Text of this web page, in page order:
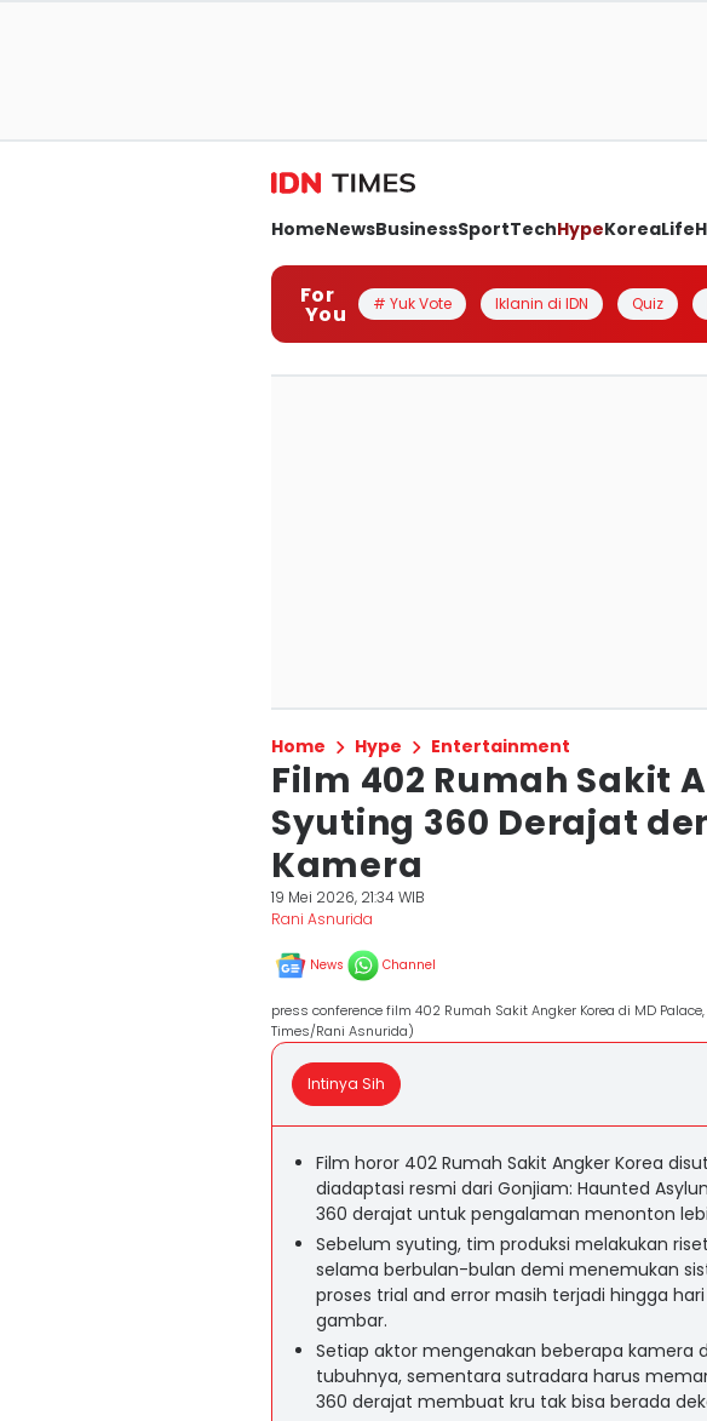
HomeNewsBusinessSportTechHypeKoreaLife
For
You # Yuk Vote Iklanin di IDN Quiz
Home Hype Entertainment
Film 402 Rumah Sakit
Syuting 360 Derajat
Kamera
19 Mei 2026, 21:34 WIB
Rani Asnurida
News Channel
press conference film 402 Rumah Sakit Angker Korea di MD
Times/Rani Asnurida)
Intinya Sih
Film horor 402 Rumah Sakit Angker Korea
diadaptasi resmi dari Gonjiam: Haunted
360 derajat untuk pengalaman menonton
Sebelum syuting, tim produksi melakukan
selama berbulan-bulan demi menemukan
proses trial and error masih terjadi hingga
gambar.
Setiap aktor mengenakan beberapa kamera
tubuhnya, sementara sutradara harus
360 derajat membuat kru tak bisa berada